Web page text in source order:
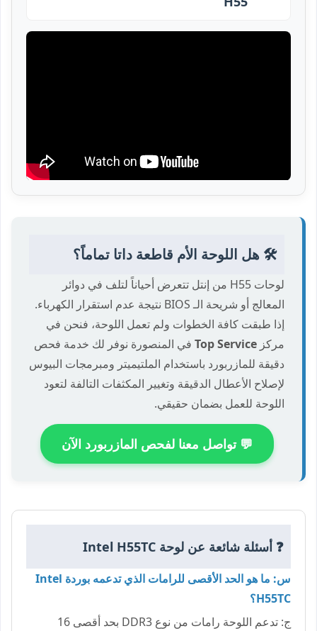
🛠️ هل اللوحة الأم قاطعة داتا تماماً؟
لوحات H55 من إنتل تتعرض أحياناً لتلف في دوائر
المعالج أو شريحة الـ BIOS نتيجة عدم استقرار الكهرباء.
إذا طبقت كافة الخطوات ولم تعمل اللوحة، فنحن في
مركز Top Service في المنصورة نوفر لك خدمة فحص
دقيقة للمازربورد باستخدام الملتيميتر ومبرمجات البيوس
لإصلاح الأعطال الدقيقة وتغيير المكثفات التالفة لتعود
اللوحة للعمل بضمان حقيقي.
💬 تواصل معنا لفحص المازربورد الآن
❓ أسئلة شائعة عن لوحة Intel H55TC
س: ما هو الحد الأقصى للرامات الذي تدعمه بوردة Intel
H55TC؟
ج: تدعم اللوحة رامات من نوع DDR3 بحد أقصى 16